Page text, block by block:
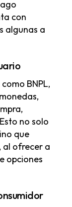
con
algunas a
BNPL,
no solo
que
al ofrecer a
opciones